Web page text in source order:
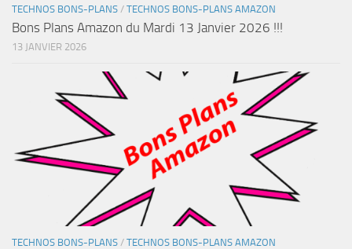
TECHNOS BONS-PLANS / TECHNOS BONS-PLANS AMAZON
Bons Plans Amazon du Mardi 13 Janvier 2026 !!!
13 JANVIER 2026
TECHNOS BONS-PLANS / TECHNOS BONS-PLANS AMAZON